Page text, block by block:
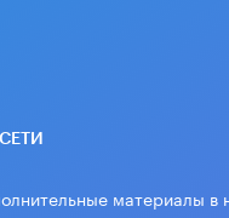
материалы в